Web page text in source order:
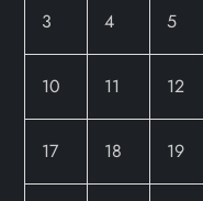
3 4 5
10 11 12
17 18 19